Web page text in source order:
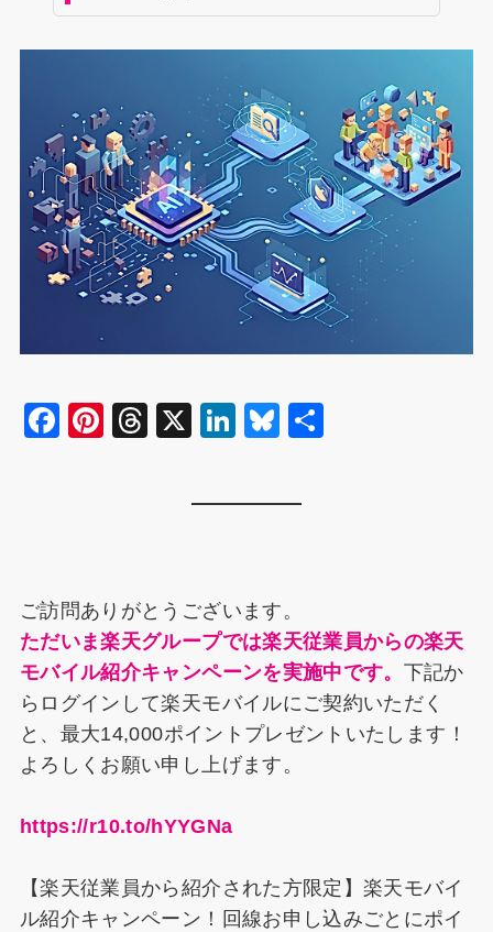
F
o
o
k
Pi
T
s
X
Li
n
Bl
y
ご訪問ありがとうございます。
ただいま楽天グループでは楽天従業員からの楽天
モバイル紹介キャンペーンを実施中です。 下記か
らログインして楽天モバイルにご契約いただく
と、最大14,000ポイントプレゼントいたします！
よろしくお願い申し上げます。
https://r10.to/hYYGNa
【楽天従業員から紹介された方限定】楽天モバイ
ル紹介キャンペーン！回線お申し込みごとにポイ